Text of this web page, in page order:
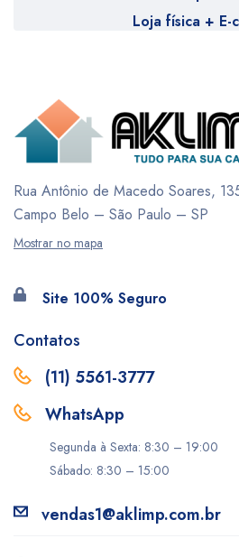
Loja física + E-
Rua Antônio de Macedo Soares,
Campo Belo – São Paulo – SP
Mostrar no mapa
Site 100% Seguro
Contatos
(11) 5561-3777
WhatsApp
Segunda à Sexta: 8:30 – 19:00
Sábado: 8:30 – 15:00
vendas1@aklimp.com.br